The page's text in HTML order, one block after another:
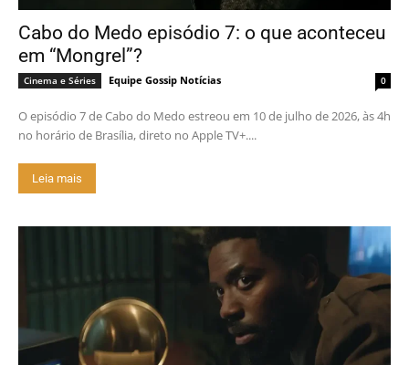
Cabo do Medo episódio 7: o que aconteceu
em “Mongrel”?
Cinema e Séries Equipe Gossip Notícias 0
O episódio 7 de Cabo do Medo estreou em 10 de julho de 2026, às 4h
no horário de Brasília, direto no Apple TV+....
Leia mais